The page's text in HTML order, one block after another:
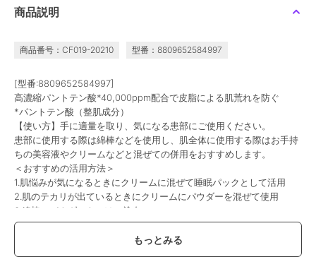
商品説明
商品番号：CF019-20210 型番：8809652584997
[型番:8809652584997]
高濃縮パントテン酸*40,000ppm配合で皮脂による肌荒れを防ぐ
*パントテン酸（整肌成分）
【使い方】手に適量を取り、気になる患部にご使用ください。
患部に使用する際は綿棒などを使用し、肌全体に使用する際はお手持
ちの美容液やクリームなどと混ぜての併用をおすすめします。
＜おすすめの活用方法＞
1.肌悩みが気になるときにクリームに混ぜて睡眠パックとして活用
2.肌のテカリが出ているときにクリームにパウダーを混ぜて使用
3.綿棒にパウダーをつけて塗布
この商品は、不良品のみ返品を承ります